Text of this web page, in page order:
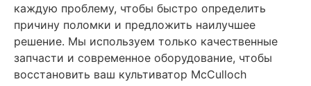
каждую проблему, чтобы быстро определить
причину поломки и предложить наилучшее
решение. Мы используем только качественные
запчасти и современное оборудование, чтобы
восстановить ваш культиватор MсCulloch